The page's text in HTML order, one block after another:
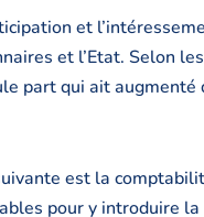
et
et l’Etat. Selon
part qui ait augmenté
est la
pour y introduire la